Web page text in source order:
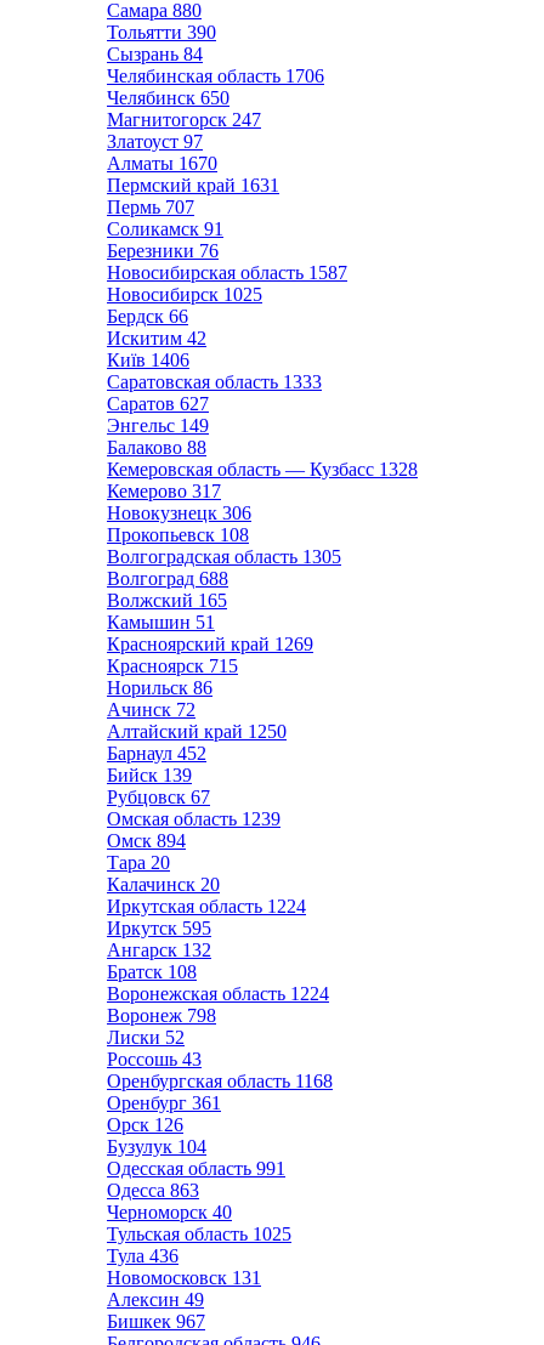
Самара 880
Тольятти 390
Сызрань 84
Челябинская область 1706
Челябинск 650
Магнитогорск 247
Златоуст 97
Алматы 1670
Пермский край 1631
Пермь 707
Соликамск 91
Березники 76
Новосибирская область 1587
Новосибирск 1025
Бердск 66
Искитим 42
Київ 1406
Саратовская область 1333
Саратов 627
Энгельс 149
Балаково 88
Кемеровская область — Кузбасс 1328
Кемерово 317
Новокузнецк 306
Прокопьевск 108
Волгоградская область 1305
Волгоград 688
Волжский 165
Камышин 51
Красноярский край 1269
Красноярск 715
Норильск 86
Ачинск 72
Алтайский край 1250
Барнаул 452
Бийск 139
Рубцовск 67
Омская область 1239
Омск 894
Тара 20
Калачинск 20
Иркутская область 1224
Иркутск 595
Ангарск 132
Братск 108
Воронежская область 1224
Воронеж 798
Лиски 52
Россошь 43
Оренбургская область 1168
Оренбург 361
Орск 126
Бузулук 104
Одесская область 991
Одесса 863
Черноморск 40
Тульская область 1025
Тула 436
Новомосковск 131
Алексин 49
Бишкек 967